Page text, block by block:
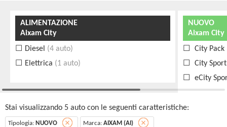
ALIMENTAZIONE
Aixam City
Diesel (4 auto)
Elettrica (1 auto)
NUOVO
Aixam City
City Pack
City Sport
eCity
Stai visualizzando 5 auto con le seguenti caratteristiche:
Tipologia: NUOVO Marca: AIXAM (AI)